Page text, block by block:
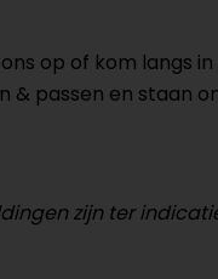
op of kom langs
passen en staan
zijn ter